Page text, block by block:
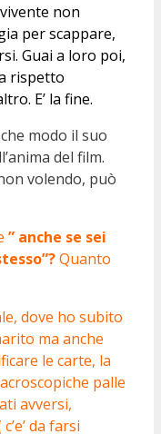
non
per scappare,
Guai a loro poi,
rispetto
E’ la fine.
modo il suo
del film.
volendo, può
” anche se sei
Quanto
dove ho subito
ma anche
le carte, la
palle
avversi,
da farsi